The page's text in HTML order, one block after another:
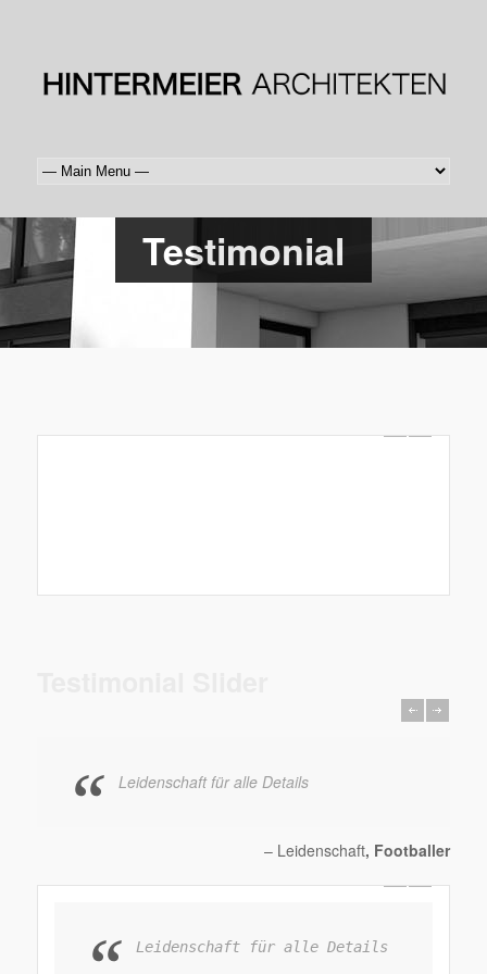
Testimonial
Leidenschaft für alle Details
– Leidenschaft, Footballer
Leidenschaft für alle Details